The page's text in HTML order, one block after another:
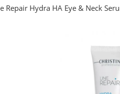
Repair Hydra HA Eye & Neck